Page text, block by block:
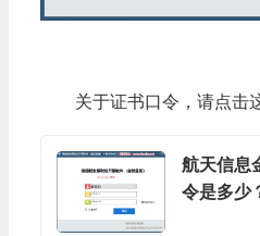
关于证书口令，请点击
航天信息
令是多少